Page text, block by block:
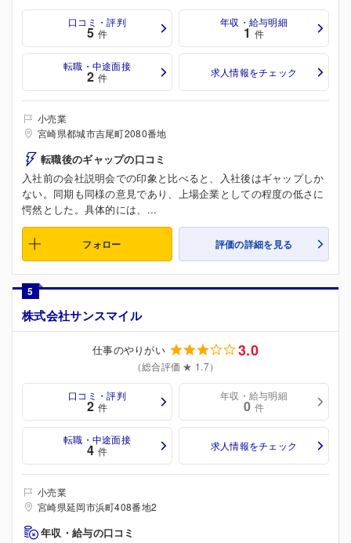
口コミ・評判
5 件
年収・給与明細
1 件
転職・中途面接
2 件 求人情報をチェック
小売業
宮崎県都城市吉尾町2080番地
転職後のギャップの口コミ
入社前の会社説明会での印象と比べると、入社後はギャップしか
ない。同期も同様の意見であり、上場企業としての程度の低さに
愕然とした。具体的には、...
フォロー 評価の詳細を見る
5
株式会社サンスマイル
仕事のやりがい 3.0
（総合評価 ★ 1.7）
口コミ・評判
2 件
年収・給与明細
0 件
転職・中途面接
4 件 求人情報をチェック
小売業
宮崎県延岡市浜町408番地2
年収・給与の口コミ